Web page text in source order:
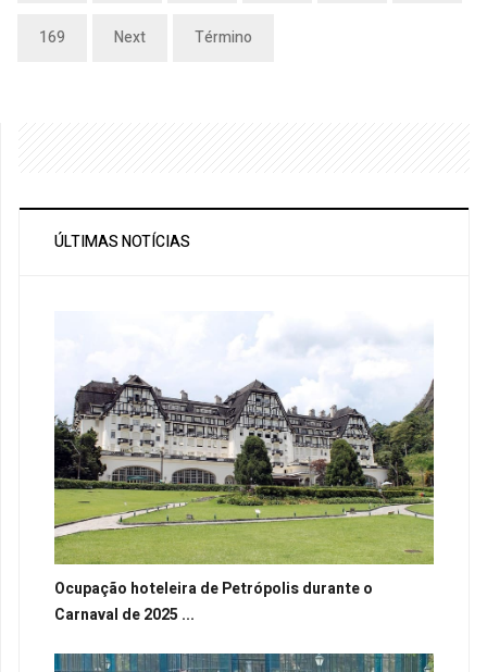
169 Next Término
ÚLTIMAS NOTÍCIAS
Ocupação hoteleira de Petrópolis durante o
Carnaval de 2025 ...